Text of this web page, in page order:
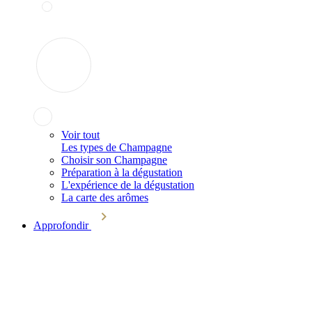
Voir tout
Les types de Champagne
Choisir son Champagne
Préparation à la dégustation
L'expérience de la dégustation
La carte des arômes
Approfondir